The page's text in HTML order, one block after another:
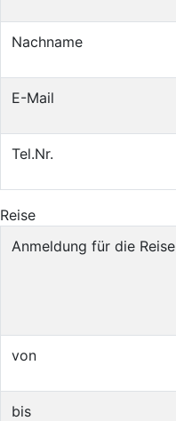
Nachname
E-Mail
Tel.Nr.
Reise
Anmeldung für die Reise
von
bis